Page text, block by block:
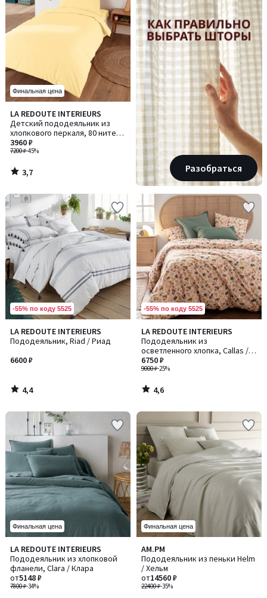
Финальная цена
LA REDOUTE INTERIEURS
Детский пододеяльник из
хлопкового перкаля, 80 нитей/
см², Scénario / Сценарио
7200 ₽-45%
3960 ₽
3,7
/ 5
3,7
/
Разобраться
-55% по коду 5525
LA REDOUTE INTERIEURS
Пододеяльник, Riad / Риад
6600 ₽
4,4
/ 5
4,4
/
-55% по коду 5525
LA REDOUTE INTERIEURS
Пододеяльник из
осветленного хлопка, Callas /
Каллас
9000 ₽-25%
6750 ₽
4,6
/ 5
4,6
/
Финальная цена
LA REDOUTE INTERIEURS
Пододеяльник из хлопковой
фланели, Clara / Клара
7800 ₽-34%
от5148 ₽
4,3
/ 5
Количество
цветов:
4
Финальная цена
AM.PM
Пододеяльник из пеньки Helm
/ Хельм
22400 ₽-35%
от14560 ₽
4,2
/ 5
Количество
цветов:
7